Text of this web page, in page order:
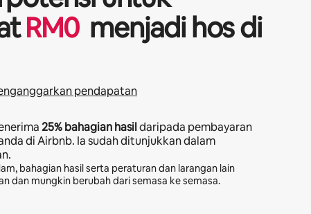
RM0 menjadi hos di
pendapatan
25%bahagian hasildaripada pembayaran
di Airbnb. Ia sudah ditunjukkan dalam
bahagian hasil serta peraturan dan larangan lain
dan mungkin berubah dari semasa ke semasa.